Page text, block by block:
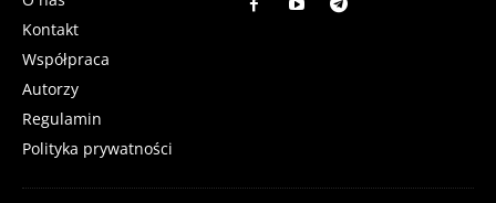
Kontakt
Współpraca
Autorzy
Regulamin
Polityka prywatności